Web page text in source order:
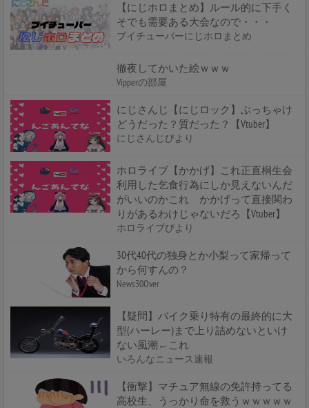
【にじホロまとめ】ルール的に下手く
そでも需要ある大会なので・・・
ブイチューバーにじホロまとめ
徹夜してかいた絵ｗｗｗ
Vipperの部屋
にじさんじ【にじロック】ぶっちゃけ
どうだった？質だった？【Vtuber】
にじさんじびより
ホロライブ【かかげ】これ正直桐生会
利用した乞食行為にしか見えないんだ
がいいのかこれ かかげって直接関わ
りがあるわけじゃないだろ【Vtuber】
ホロライブびより
30代40代の独身とか小梨って家帰って
から何すんの？
News30Over
【疑問】バイク乗り特有の最終的に大
型(ハーレー)まで上り詰めないといけ
ない風潮←これ
いろんなニュース速報
【衝撃】マチュア無線の免許持ってる
高校生、うっかり命を救うｗｗｗｗｗ